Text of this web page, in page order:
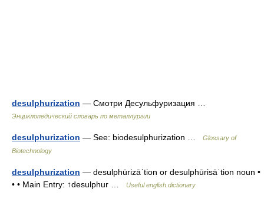
desulphurization — Смотри Десульфуризация …
Энциклопедический словарь по металлургии
desulphurization — See: biodesulphurization …
Glossary of
Biotechnology
desulphurization — desulphūrizāˈtion or desulphūrisāˈtion noun •
• • Main Entry: ↑desulphur …
Useful english dictionary